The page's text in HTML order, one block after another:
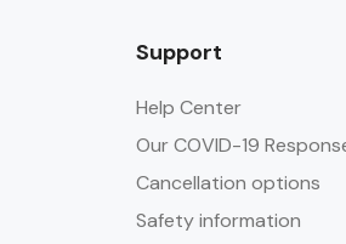
Support
Help Center
Our COVID-19
Cancellation options
Safety information